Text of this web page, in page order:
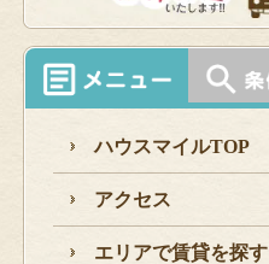
ハウスマイルTOP
アクセス
エリアで賃貸を探す